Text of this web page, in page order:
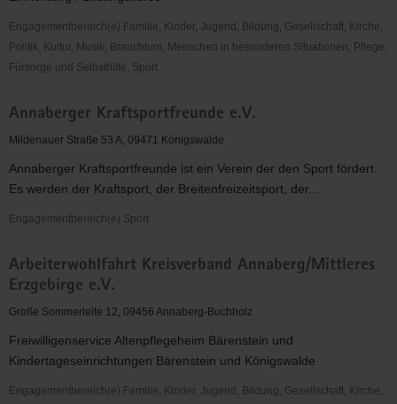
Engagementbereich(e) Familie, Kinder, Jugend, Bildung, Gesellschaft, Kirche,
Politik, Kultur, Musik, Brauchtum, Menschen in besonderen Situationen, Pflege,
Fürsorge und Selbsthilfe, Sport
Brauerei
e.
Annaberger Kraftsportfreunde e.V.
Mildenauer Straße 53 A, 09471 Königswalde
Annaberger Kraftsportfreunde ist ein Verein der den Sport fördert.
Es werden der Kraftsport, der Breitenfreizeitsport, der...
Engagementbereich(e) Sport
Kraftsportfreunde
e.V.
Arbeiterwohlfahrt Kreisverband Annaberg/Mittleres
Erzgebirge e.V.
Große Sommerleite 12, 09456 Annaberg-Buchholz
Freiwilligenservice Altenpflegeheim Bärenstein und
Kindertageseinrichtungen Bärenstein und Königswalde
Engagementbereich(e) Familie, Kinder, Jugend, Bildung, Gesellschaft, Kirche,